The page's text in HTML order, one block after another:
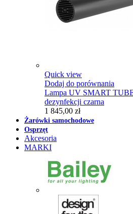
Quick view
Dodaj do porównania
Lampa UV SMART
dezynfekcji czarna
1 845,00 zł
Żarówki samochodowe
Osprzęt
Akcesoria
MARKI